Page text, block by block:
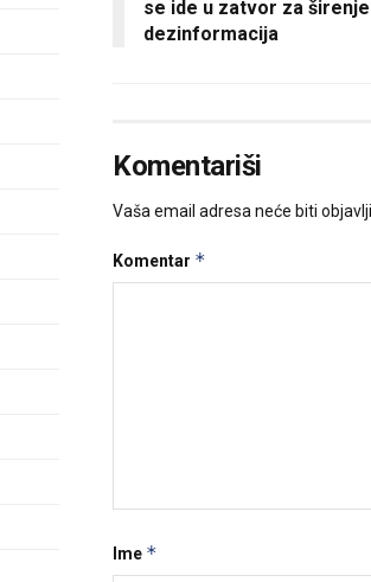
se ide u zatvor za širenje
dezinformacija
Komentariši
Vaša email adresa neće biti
Komentar *
Ime *